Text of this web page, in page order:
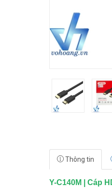
Thông tin
Y-C140M | Cáp